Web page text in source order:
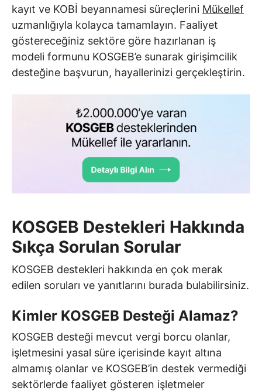
kayıt ve KOBİ beyannamesi süreçlerini Mükellef
uzmanlığıyla kolayca tamamlayın. Faaliyet
göstereceğiniz sektöre göre hazırlanan iş
modeli formunu KOSGEB’e sunarak girişimcilik
desteğine başvurun, hayallerinizi gerçekleştirin.
KOSGEB Destekleri Hakkında
Sıkça Sorulan Sorular
KOSGEB destekleri hakkında en çok merak
edilen soruları ve yanıtlarını burada bulabilirsiniz.
Kimler KOSGEB Desteği Alamaz?
KOSGEB desteği mevcut vergi borcu olanlar,
işletmesini yasal süre içerisinde kayıt altına
almamış olanlar ve KOSGEB’in destek vermediği
sektörlerde faaliyet gösteren işletmeler